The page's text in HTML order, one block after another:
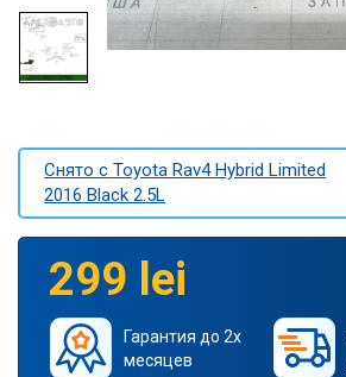
Снято c Toyota Rav4 Hybrid Limited
2016 Black 2.5L
299 lei
Гарантия до 2х
месяцев